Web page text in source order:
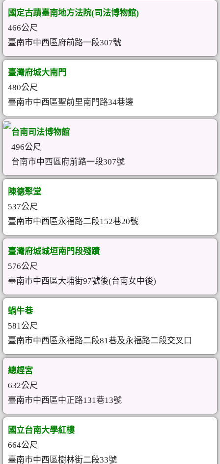
國定古蹟臺南地方法院(司法博物館)
466公尺
臺南市中西區府前路一段307號
臺灣府城大南門
480公尺
臺南市中西區聖前里南門路34巷邊
台南司法博物館
496公尺
台南市中西區府前路一段307號
陳德聚堂
537公尺
臺南市中西區永福路二段152巷20號
臺灣府城城垣南門段殘蹟
576公尺
臺南市中西區大埔街97號後(台南女中後)
蝸牛巷
581公尺
臺南市中西區永福路二段81巷及永福路二段交叉口
總趕宮
632公尺
臺南市中西區中正路131巷13號
國立台南大學紅樓
664公尺
臺南市中西區樹林街二段33號